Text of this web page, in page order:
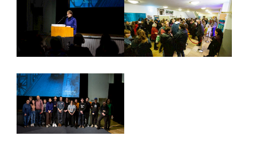
en COOKIES